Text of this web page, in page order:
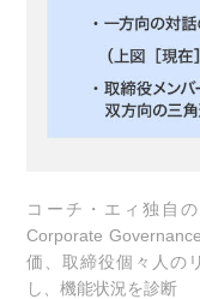
コーチ・エィ独自
Corporate
価、取締役個々人の
し、機能状況を診断